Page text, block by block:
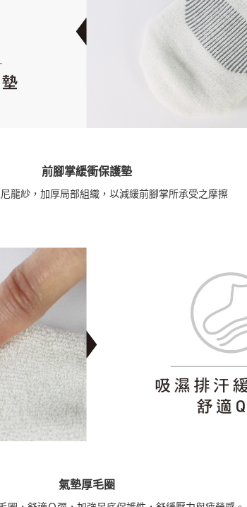
前腳掌緩衝保護墊
龍紗，加厚局部組織，以減緩前腳掌所承受之摩擦
氣墊厚毛圈